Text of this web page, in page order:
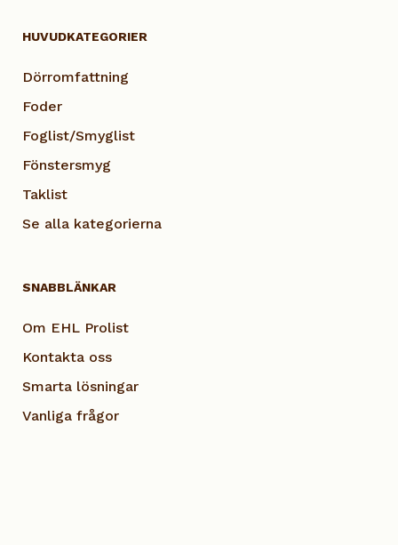
HUVUDKATEGORIER
Dörromfattning
Foder
Foglist/Smyglist
Fönstersmyg
Taklist
Se alla kategorierna
SNABBLÄNKAR
Om EHL Prolist
Kontakta oss
Smarta lösningar
Vanliga frågor